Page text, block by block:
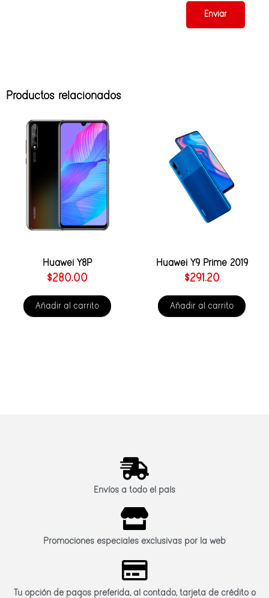
Productos relacionados
Huawei Y8P
$280.00
Añadir al carrito
Huawei Y9 Prime 2019
$291.20
Añadir al carrito
Envíos a todo el país
Promociones especiales exclusivas por la web
Tu opción de pagos preferida, al contado, tarjeta de crédito o